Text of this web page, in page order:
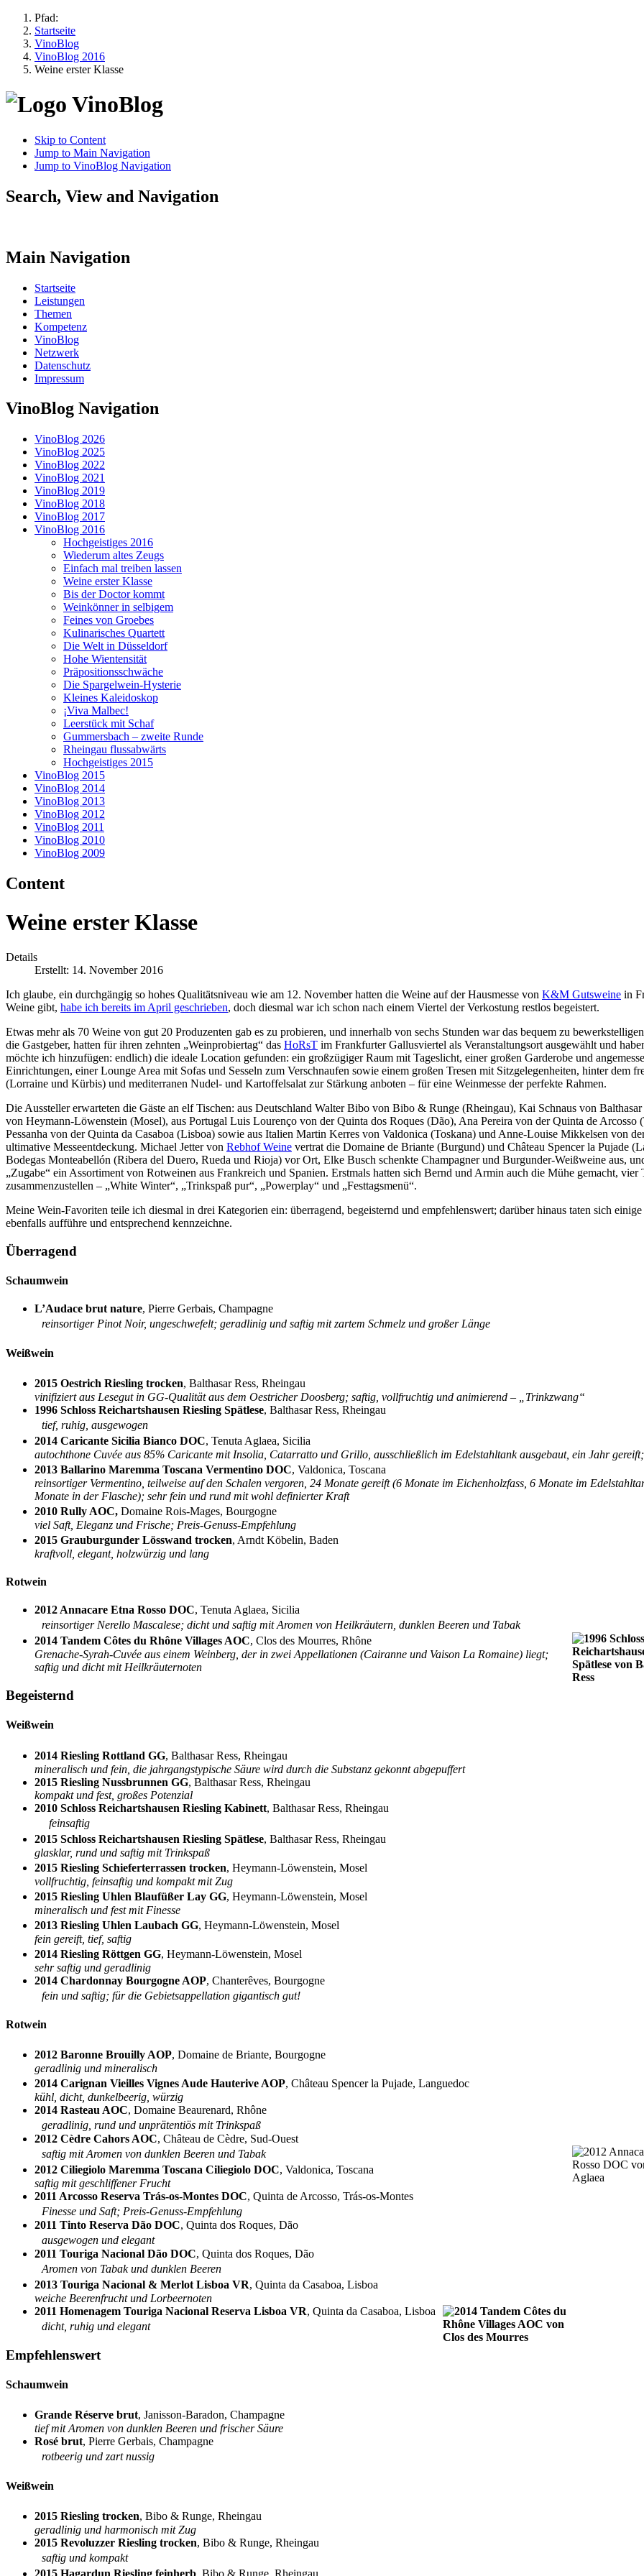
Pfad:
Startseite
VinoBlog
VinoBlog 2016
Weine erster Klasse
Skip to Content
Jump to Main Navigation
Jump to VinoBlog Navigation
Search, View and Navigation
Main Navigation
Startseite
Leistungen
Themen
Kompetenz
VinoBlog
Netzwerk
Datenschutz
Impressum
VinoBlog Navigation
VinoBlog 2026
VinoBlog 2025
VinoBlog 2022
VinoBlog 2021
VinoBlog 2019
VinoBlog 2018
VinoBlog 2017
VinoBlog 2016
Hochgeistiges 2016
Wiederum altes Zeugs
Einfach mal treiben lassen
Weine erster Klasse
Bis der Doctor kommt
Weinkönner in selbigem
Feines von Groebes
Kulinarisches Quartett
Die Welt in Düsseldorf
Hohe Wientensität
Präpositionsschwäche
Die Spargelwein-Hysterie
Kleines Kaleidoskop
¡Viva Malbec!
Leerstück mit Schaf
Gummersbach – zweite Runde
Rheingau flussabwärts
Hochgeistiges 2015
VinoBlog 2015
VinoBlog 2014
VinoBlog 2013
VinoBlog 2012
VinoBlog 2011
VinoBlog 2010
VinoBlog 2009
Content
Weine erster Klasse
Details
Erstellt: 14. November 2016
Ich glaube, ein durchgängig so hohes Qualitätsniveau wie am 12. November hatten die Weine auf der Hausmesse von K&M Gutsweine in
Weine gibt, habe ich bereits im April geschrieben, doch diesmal war ich schon nach einem Viertel der Verkostung restlos begeistert.
Etwas mehr als 70 Weine von gut 20 Produzenten gab es zu probieren, und innerhalb von sechs Stunden war das bequem zu
die Gastgeber, hatten für ihren zehnten „Weinprobiertag“ das HoRsT im Frankfurter Gallusviertel als Veranstaltungsort ausgewählt und
möchte ich hinzufügen: endlich) die ideale Location gefunden: ein großzügiger Raum mit Tageslicht, einer großen Garderobe und
Einrichtungen, einer Lounge Area mit Sofas und Sesseln zum Verschnaufen sowie einem großen Tresen mit Sitzgelegenheiten, hinter dem
(Lorraine und Kürbis) und mediterranen Nudel- und Kartoffelsalat zur Stärkung anboten – für eine Weinmesse der perfekte Rahmen.
Die Aussteller erwarteten die Gäste an elf Tischen: aus Deutschland Walter Bibo von Bibo & Runge (Rheingau), Kai Schnaus von
von Heymann-Löwenstein (Mosel), aus Portugal Luis Lourenço von der Quinta dos Roques (Dão), Ana Pereira von der Quinta de Arcosso
Pessanha von der Quinta da Casaboa (Lisboa) sowie aus Italien Martin Kerres von Valdonica (Toskana) und Anne-Louise Mikkelsen von
ultimative Messeentdeckung. Michael Jetter von Rebhof Weine vertrat die Domaine de Briante (Burgund) und Château Spencer la Pujade
Bodegas Monteabellón (Ribera del Duero, Rueda und Rioja) vor Ort, Elke Busch schenkte Champagner und Burgunder-Weißweine aus,
„Zugabe“ ein Assortiment von Rotweinen aus Frankreich und Spanien. Erstmals hatten sich Bernd und Armin auch die Mühe gemacht,
zusammenzustellen – „White Winter“, „Trinkspaß pur“, „Powerplay“ und „Festtagsmenü“.
Meine Wein-Favoriten teile ich diesmal in drei Kategorien ein: überragend, begeisternd und empfehlenswert; darüber hinaus taten sich
ebenfalls aufführe und entsprechend kennzeichne.
Überragend
Schaumwein
L’Audace brut nature, Pierre Gerbais, Champagne
reinsortiger Pinot Noir, ungeschwefelt; geradlinig und saftig mit zartem Schmelz und großer Länge
Weißwein
2015 Oestrich Riesling trocken, Balthasar Ress, Rheingau
vinifiziert aus Lesegut in GG-Qualität aus dem Oestricher Doosberg; saftig, vollfruchtig und animierend – „Trinkzwang“
1996 Schloss Reichartshausen Riesling Spätlese, Balthasar Ress, Rheingau
tief, ruhig, ausgewogen
2014 Caricante Sicilia Bianco DOC, Tenuta Aglaea, Sicilia
autochthone Cuvée aus 85% Caricante mit Insolia, Catarratto und Grillo, ausschließlich im Edelstahltank ausgebaut, ein Jahr
2013 Ballarino Maremma Toscana Vermentino DOC, Valdonica, Toscana
reinsortiger Vermentino, teilweise auf den Schalen vergoren, 24 Monate gereift (6 Monate im Eichenholzfass, 6 Monate im
Monate in der Flasche); sehr fein und rund mit wohl definierter Kraft
2010 Rully AOC, Domaine Rois-Mages, Bourgogne
viel Saft, Eleganz und Frische; Preis-Genuss-Empfehlung
2015 Grauburgunder Lösswand trocken, Arndt Köbelin, Baden
kraftvoll, elegant, holzwürzig und lang
Rotwein
2012 Annacare Etna Rosso DOC, Tenuta Aglaea, Sicilia
reinsortiger Nerello Mascalese; dicht und saftig mit Aromen von Heilkräutern, dunklen Beeren und Tabak
2014 Tandem Côtes du Rhône Villages AOC, Clos des Mourres, Rhône
Grenache-Syrah-Cuvée aus einem Weinberg, der in zwei Appellationen (Cairanne und Vaison La Romaine) liegt;
saftig und dicht mit Heilkräuternoten
Begeisternd
Weißwein
2014 Riesling Rottland GG, Balthasar Ress, Rheingau
mineralisch und fein, die jahrgangstypische Säure wird durch die Substanz gekonnt abgepuffert
2015 Riesling Nussbrunnen GG, Balthasar Ress, Rheingau
kompakt und fest, großes Potenzial
2010 Schloss Reichartshausen Riesling Kabinett, Balthasar Ress, Rheingau
feinsaftig
2015 Schloss Reichartshausen Riesling Spätlese, Balthasar Ress, Rheingau
glasklar, rund und saftig mit Trinkspaß
2015 Riesling Schieferterrassen trocken, Heymann-Löwenstein, Mosel
vollfruchtig, feinsaftig und kompakt mit Zug
2015 Riesling Uhlen Blaufüßer Lay GG, Heymann-Löwenstein, Mosel
mineralisch und fest mit Finesse
2013 Riesling Uhlen Laubach GG, Heymann-Löwenstein, Mosel
fein gereift, tief, saftig
2014 Riesling Röttgen GG, Heymann-Löwenstein, Mosel
sehr saftig und geradlinig
2014 Chardonnay Bourgogne AOP, Chanterêves, Bourgogne
fein und saftig; für die Gebietsappellation gigantisch gut!
Rotwein
2012 Baronne Brouilly AOP, Domaine de Briante, Bourgogne
geradlinig und mineralisch
2014 Carignan Vieilles Vignes Aude Hauterive AOP, Château Spencer la Pujade, Languedoc
kühl, dicht, dunkelbeerig, würzig
2014 Rasteau AOC, Domaine Beaurenard, Rhône
geradlinig, rund und unprätentiös mit Trinkspaß
2012 Cèdre Cahors AOC, Château de Cèdre, Sud-Ouest
saftig mit Aromen von dunklen Beeren und Tabak
2012 Ciliegiolo Maremma Toscana Ciliegiolo DOC, Valdonica, Toscana
saftig mit geschliffener Frucht
2011 Arcosso Reserva Trás-os-Montes DOC, Quinta de Arcosso, Trás-os-Montes
Finesse und Saft; Preis-Genuss-Empfehlung
2011 Tinto Reserva Dão DOC, Quinta dos Roques, Dão
ausgewogen und elegant
2011 Touriga Nacional Dão DOC, Quinta dos Roques, Dão
Aromen von Tabak und dunklen Beeren
2013 Touriga Nacional & Merlot Lisboa VR, Quinta da Casaboa, Lisboa
weiche Beerenfrucht und Lorbeernoten
2011 Homenagem Touriga Nacional Reserva Lisboa VR, Quinta da Casaboa, Lisboa
dicht, ruhig und elegant
Empfehlenswert
Schaumwein
Grande Réserve brut, Janisson-Baradon, Champagne
tief mit Aromen von dunklen Beeren und frischer Säure
Rosé brut, Pierre Gerbais, Champagne
rotbeerig und zart nussig
Weißwein
2015 Riesling trocken, Bibo & Runge, Rheingau
geradlinig und harmonisch mit Zug
2015 Revoluzzer Riesling trocken, Bibo & Runge, Rheingau
saftig und kompakt
2015 Hagardun Riesling feinherb , Bibo & Runge, Rheingau